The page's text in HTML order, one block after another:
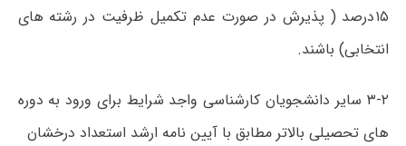
۱۵درصد ( پذیرش در صورت عدم تکمیل ظرفیت در رشته های
انتخابی) باشند.
۳-۲ سایر دانشجویان کارشناسی واجد شرایط برای ورود به دوره
های تحصیلی بالاتر مطابق با آیین نامه ارشد استعداد درخشان